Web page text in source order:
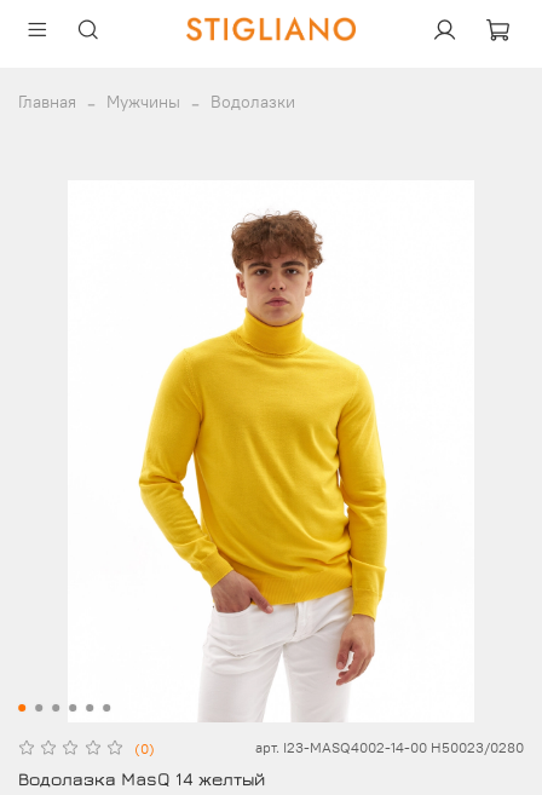
Главная Мужчины Водолазки
(0) арт. I23-MASQ4002-14-00 H50023/0280
Водолазка MasQ 14 желтый